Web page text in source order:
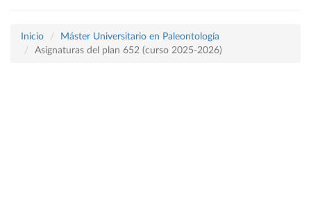
Inicio
Máster Universitario en Paleontología
Asignaturas del plan 652 (curso 2025-2026)